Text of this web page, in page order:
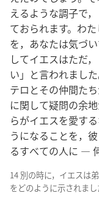
えるような調子で
ておられます。わ
を，あなたは気づ
してイエスはただ
い」と言われまし
テロとその仲間た
に関して疑問の余
らがイエスを愛す
うになることを，
るすべての人に ―
14 別の時に，イエスは
をどのように示されまし